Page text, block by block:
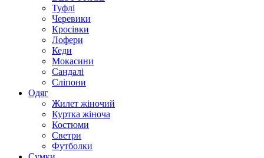
Туфлі
Черевики
Кросівки
Лофери
Кеди
Мокасини
Сандалі
Сліпони
Одяг
Жилет жіночий
Куртка жіноча
Костюми
Светри
Футболки